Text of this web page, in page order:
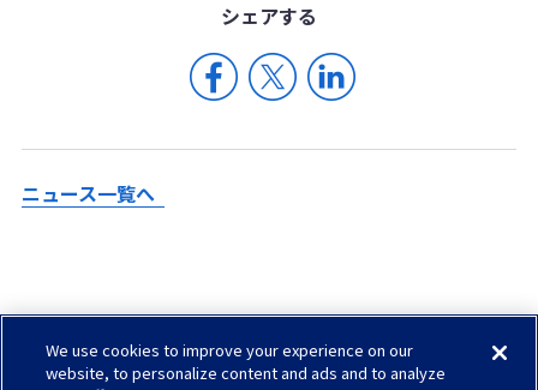
シェアする
ニュース一覧へ
Check in AGC
We use cookies to improve your experience on our
website, to personalize content and ads and to analyze